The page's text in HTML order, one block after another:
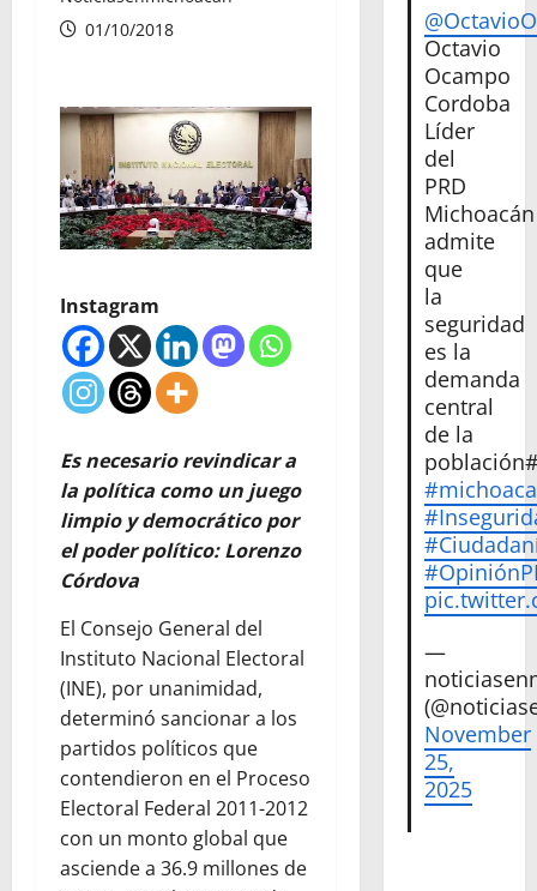
01/10/2018
Instagram
Es necesario revindicar a
la política como un juego
limpio y democrático por
el poder político: Lorenzo
Córdova
El Consejo General del
Instituto Nacional Electoral
(INE), por unanimidad,
determinó sancionar a los
partidos políticos que
contendieron en el Proceso
Electoral Federal 2011-2012
con un monto global que
asciende a 36.9 millones de
Octavio
Ocampo
Cordoba
Líder
del
PRD
Michoacán
admite
que
la
seguridad
es la
demanda
central
de la
—
November
25,
2025